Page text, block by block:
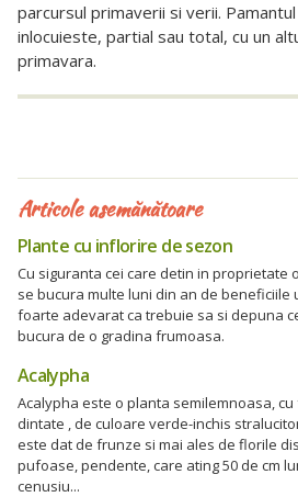
parcursul primaverii si verii.
inlocuieste, partial sau total, cu un
primavara.
Articole asemănătoare
Plante cu inflorire de sezon
Cu siguranta cei care detin in proprietate
se bucura multe luni din an de beneficiile
foarte adevarat ca trebuie sa si depuna
bucura de o gradina frumoasa.
Acalypha
Acalypha este o planta semilemnoasa,
dintate , de culoare verde-inchis
este dat de frunze si mai ales de florile
pufoase, pendente, care ating 50 de cm
cenusiu...